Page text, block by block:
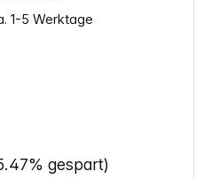
1-5 Werktage
gespart)